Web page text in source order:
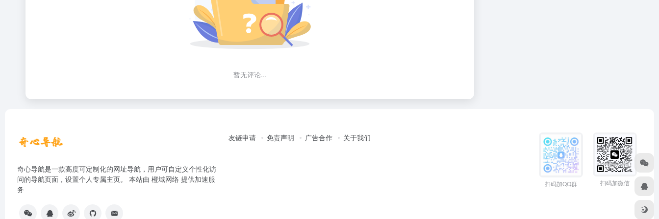
暂无评论...
奇心导航是一款高度可定制化的网址导航，用户可自定义个性化访
问的导航页面，设置个人专属主页。 本站由 橙域网络 提供加速服
务
友链申请 免责声明 广告合作 关于我们
扫码加QQ群 扫码加微信